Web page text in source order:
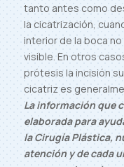
tanto antes como
la cicatrización,
interior de la boca
visible. En otros
prótesis la incisión
cicatriz es
La información que
elaborada para
la Cirugía Plástica,
atención y de cada